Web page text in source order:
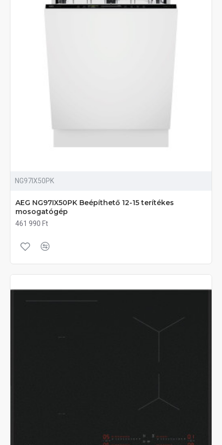
NG97IX50PK
AEG NG97IX50PK Beépíthető 12-15 terítékes
mosogatógép
461 990 Ft